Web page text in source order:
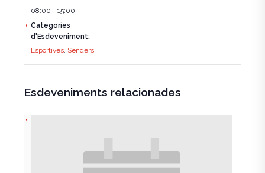
08:00 - 15:00
Categories
d'Esdeveniment:
Esportives, Senders
Esdeveniments relacionades